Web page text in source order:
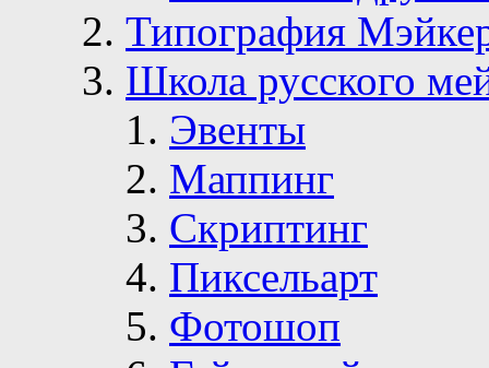
Типография
Школа русского
Эвенты
Маппинг
Скриптинг
Пиксельарт
Фотошоп